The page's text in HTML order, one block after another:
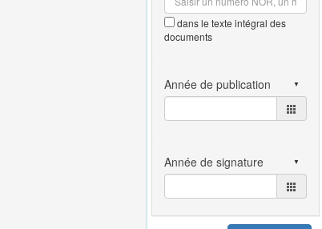
dans le texte intégral des
documents